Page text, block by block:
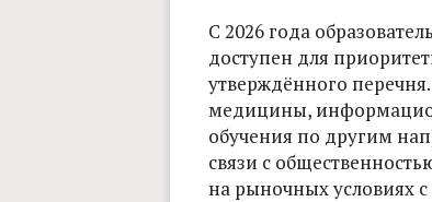
С 2026 года
доступен для
утверждённого
медицины,
обучения по другим
связи с
на рыночных условиях